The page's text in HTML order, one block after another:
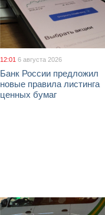
12:01 6 августа 2026
Банк России предложил
новые правила листинга
ценных бумаг